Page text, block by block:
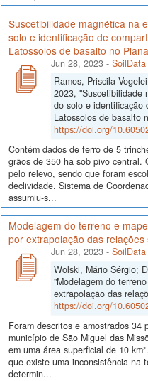
Suscetibilidade magnética na
solo e identificação de
Latossolos de basalto no
Jun 28, 2023 - SoilData
Ramos, Priscila
2023, "Suscetibilidade
do solo e identificação
Latossolos de basalto
https://doi.org/
Contém dados de ferro de 5
grãos de 350 ha sob pivo central.
pelo relevo, sendo que foram
declividade. Sistema de
assumiu-s...
Modelagem do terreno e
por extrapolação das relações
Jun 28, 2023 - SoilData
Wolski, Mário Sérgio;
"Modelagem do
extrapolação das
https://doi.org/
Foram descritos e amostrados 34
município de São Miguel das
em uma área superficial de 10
que existe uma inconsistência na
determin...